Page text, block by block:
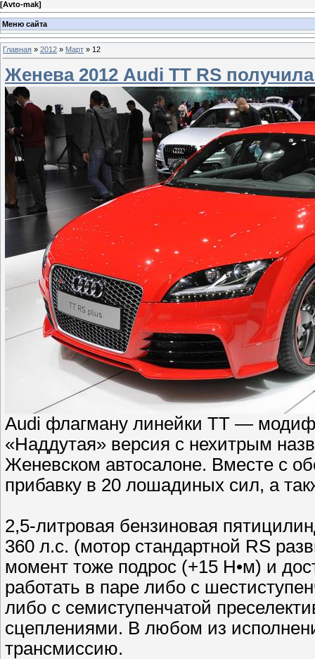
[Avto-mak]
Меню сайта
Главная » 2012 » Март » 12
Женева 2012 Audi TT RS
Audi флагману линейки TT —
«Наддутая» версия с нехитрым
Женевском автосалоне. Вместе с
прибавку в 20 лошадиных сил, а
2,5-литровая бензиновая
360 л.с. (мотор стандартной RS
момент тоже подрос (+15 Н•м) и
работать в паре либо с
либо с семиступенчатой
сцеплениями. В любом из
трансмиссию.